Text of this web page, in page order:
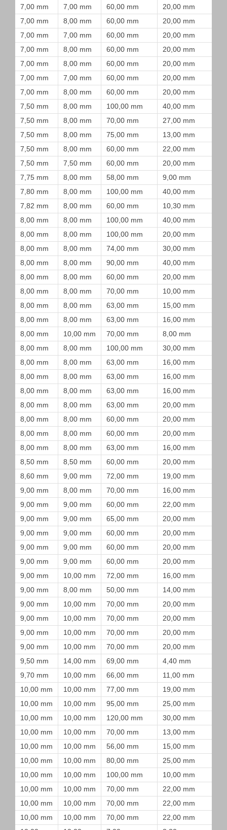
7,00 mm 7,00 mm 60,00 mm
20,00 mm
7,00 mm
8,00 mm 60,00 mm
20,00 mm
7,00 mm
7,00 mm 60,00 mm
20,00 mm
7,00 mm
8,00 mm 60,00 mm
20,00 mm
7,00 mm
8,00 mm 60,00 mm
20,00 mm
7,00 mm
7,00 mm 60,00 mm
20,00 mm
7,00 mm
8,00 mm 60,00 mm
20,00 mm
7,50 mm
8,00 mm 100,00 mm
40,00 mm
7,50 mm
8,00 mm 70,00 mm
27,00 mm
7,50 mm
8,00 mm 75,00 mm
13,00 mm
7,50 mm
8,00 mm 60,00 mm
22,00 mm
7,50 mm
7,50 mm 60,00 mm
20,00 mm
7,75 mm
8,00 mm 58,00 mm
9,00 mm
7,80 mm
8,00 mm 100,00 mm
40,00 mm
7,82 mm
8,00 mm 60,00 mm
10,30 mm
8,00 mm
8,00 mm 100,00 mm
40,00 mm
8,00 mm
8,00 mm 100,00 mm
20,00 mm
8,00 mm
8,00 mm 74,00 mm
30,00 mm
8,00 mm
8,00 mm 90,00 mm
40,00 mm
8,00 mm
8,00 mm 60,00 mm
20,00 mm
8,00 mm
8,00 mm 70,00 mm
10,00 mm
8,00 mm
8,00 mm 63,00 mm
15,00 mm
8,00 mm
8,00 mm 63,00 mm
16,00 mm
8,00 mm
10,00 mm 70,00 mm
8,00 mm
8,00 mm
8,00 mm 100,00 mm
30,00 mm
8,00 mm
8,00 mm 63,00 mm
16,00 mm
8,00 mm
8,00 mm 63,00 mm
16,00 mm
8,00 mm
8,00 mm 63,00 mm
16,00 mm
8,00 mm
8,00 mm 63,00 mm
20,00 mm
8,00 mm
8,00 mm 60,00 mm
20,00 mm
8,00 mm
8,00 mm 60,00 mm
20,00 mm
8,00 mm
8,00 mm 63,00 mm
16,00 mm
8,50 mm
8,50 mm 60,00 mm
20,00 mm
8,60 mm
9,00 mm 72,00 mm
19,00 mm
9,00 mm
8,00 mm 70,00 mm
16,00 mm
9,00 mm
9,00 mm 60,00 mm
22,00 mm
9,00 mm
9,00 mm 65,00 mm
20,00 mm
9,00 mm
9,00 mm 60,00 mm
20,00 mm
9,00 mm
9,00 mm 60,00 mm
20,00 mm
9,00 mm
9,00 mm 60,00 mm
20,00 mm
9,00 mm
10,00 mm 72,00 mm
16,00 mm
9,00 mm
8,00 mm 50,00 mm
14,00 mm
9,00 mm
10,00 mm 70,00 mm
20,00 mm
9,00 mm
10,00 mm 70,00 mm
20,00 mm
9,00 mm
10,00 mm 70,00 mm
20,00 mm
9,00 mm
10,00 mm 70,00 mm
20,00 mm
9,50 mm
14,00 mm 69,00 mm
4,40 mm
9,70 mm
10,00 mm 66,00 mm
11,00 mm
10,00 mm
10,00 mm 77,00 mm
19,00 mm
10,00 mm
10,00 mm 95,00 mm
25,00 mm
10,00 mm
10,00 mm 120,00 mm
30,00 mm
10,00 mm
10,00 mm 70,00 mm
13,00 mm
10,00 mm
10,00 mm 56,00 mm
15,00 mm
10,00 mm
10,00 mm 80,00 mm
25,00 mm
10,00 mm
10,00 mm 100,00 mm
10,00 mm
10,00 mm
10,00 mm 70,00 mm
22,00 mm
10,00 mm
10,00 mm 70,00 mm
22,00 mm
10,00 mm
10,00 mm 70,00 mm
22,00 mm